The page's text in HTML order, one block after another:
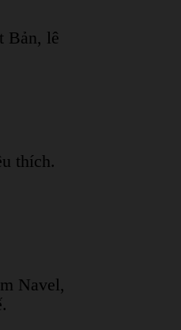
Bản, lê
thích.
Navel,